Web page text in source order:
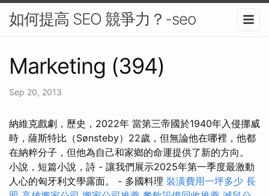
如何提高 SEO 競爭力？-seo
Marketing (394)
Sep 20, 2013
納維克戲劇，歷史，2022年 當第三帝國於1940年入侵挪威
時，薩斯特比（Sønsteby）22歲，但無論他在哪裡，他都
在納粹分子，但他為自己和家鄉的命運提供了新的方向。
小說，短篇小說，詩 - 讓我們展示2025年第一季度最激動
人心的匈牙利文學露面。 - 多國料理 裝潢費用一坪多少 長